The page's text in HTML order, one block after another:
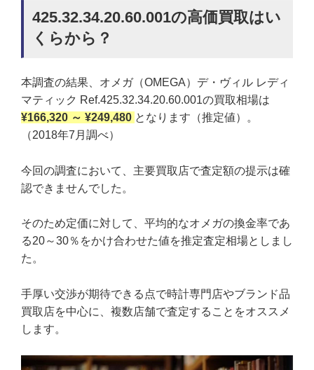
425.32.34.20.60.001の高価買取はい
くらから？
本調査の結果、オメガ（OMEGA）デ・ヴィル レディ
マティック Ref.425.32.34.20.60.001の買取相場は
¥166,320 ～ ¥249,480 となります（推定値）。
（2018年7月調べ）
今回の調査において、主要買取店で査定額の提示は確
認できませんでした。
そのため定価に対して、平均的なオメガの換金率であ
る20～30％をかけ合わせた値を推定査定相場としまし
た。
手厚い交渉が期待できる点で時計専門店やブランド品
買取店を中心に、複数店舗で査定することをオススメ
します。